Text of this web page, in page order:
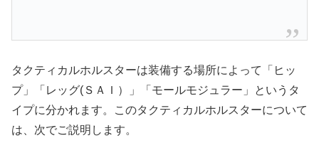
タクティカルホルスターは装備する場所によって「ヒッ
プ」「レッグ(ＳＡＩ）」「モールモジュラー」というタ
イプに分かれます。このタクティカルホルスターについて
は、次でご説明します。